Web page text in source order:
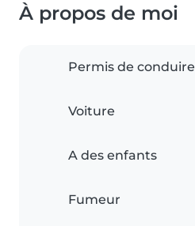
À propos de moi
Permis de conduire
Voiture
A des enfants
Fumeur